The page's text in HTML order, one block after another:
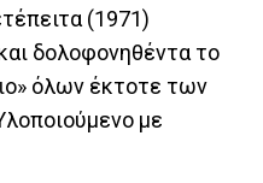
(1971)
δολοφονηθέντα το
όλων έκτοτε των
με